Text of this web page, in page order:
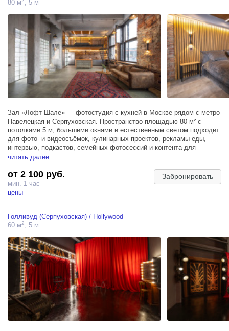
световые сценарии;
кино- и творческих съёмок.
Сочетание величественной цирковой арены, благородных лошадей
и профессионального светового оформления поможет создать
кадры с ярким характером и неповторимой эстетикой.
Арена готова стать декорацией для вашего проекта — от стильных
фотосессий до масштабных видеопостановок.
Бронирование и подробности — по запросу.
80 м , 5 м
Зал «Лофт Шале» — фотостудия с кухней в Москве рядом с метро
Павелецкая и Серпуховская. Пространство площадью 80 м² с
потолками 5 м, большими окнами и естественным светом подходит
для фото- и видеосъёмок, кулинарных проектов, рекламы еды,
интервью, подкастов, семейных фотосессий и контента для
социальных сетей.
Главное преимущество зала — полноценная кухонная зона,
которую можно использовать в кадре. Здесь удобно снимать
рецепты, обзоры продуктов, рекламу посуды, бытовой техники,
гостиной выглядит естественно и современно, поэтому зал хорошо
работает как образ квартиры, домашнего пространства или
камерного лофта.
читать далее
от 2 100 руб.
мин. 1 час
цены
Забронировать
Голливуд (Серпуховская) / Hollywood
60 м2 , 5 м